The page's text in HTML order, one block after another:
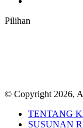
Pilihan
© Copyright 2026,
TENTANG
SUSUNAN